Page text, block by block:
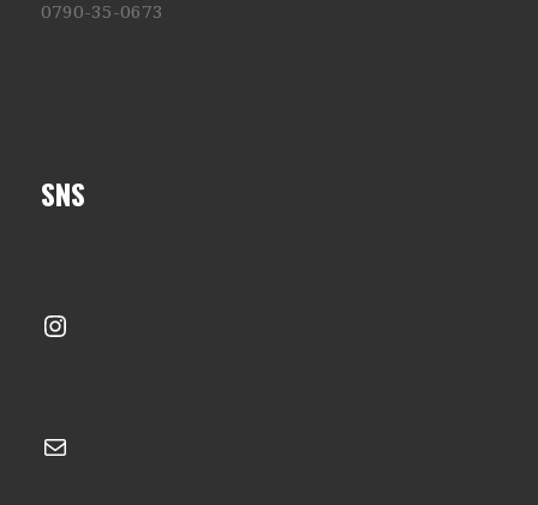
0790-35-0673
SNS
Instagram
メール